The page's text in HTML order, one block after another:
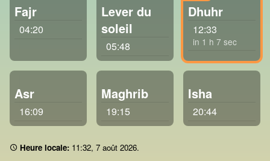
Fajr
04:20
Lever du
soleil
05:48
Dhuhr
12:33
in 1 h 6 sec
Asr
16:09
Maghrib
19:15
Isha
20:44
Heure locale: 11 32, 7 août 2026.